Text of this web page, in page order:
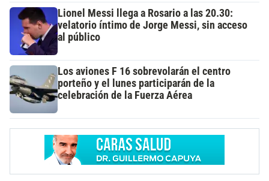
Lionel Messi llega a Rosario a las 20.30:
velatorio íntimo de Jorge Messi, sin acceso
al público
Los aviones F 16 sobrevolarán el centro
porteño y el lunes participarán de la
celebración de la Fuerza Aérea